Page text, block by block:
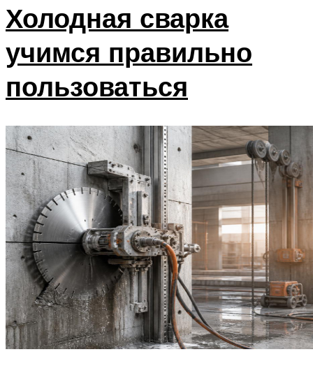
Холодная сварка
учимся правильно
пользоваться